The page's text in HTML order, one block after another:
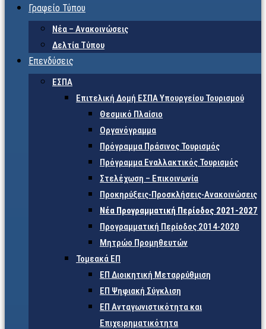
Γραφείο Τύπου
Νέα – Ανακοινώσεις
Δελτία Τύπου
Επενδύσεις
ΕΣΠΑ
Επιτελική Δομή ΕΣΠΑ Υπουργείου Τουρισμού
Θεσμικό Πλαίσιο
Οργανόγραμμα
Πρόγραμμα Πράσινος Τουρισμός
Πρόγραμμα Εναλλακτικός Τουρισμός
Στελέχωση – Επικοινωνία
Προκηρύξεις-Προσκλήσεις-Ανακοινώσεις
Νέα Προγραμματική Περίοδος 2021-2027
Προγραμματική Περίοδος 2014-2020
Μητρώο Προμηθευτών
Τομεακά ΕΠ
ΕΠ Διοικητική Μεταρρύθμιση
ΕΠ Ψηφιακή Σύγκλιση
ΕΠ Ανταγωνιστικότητα και
Επιχειρηματικότητα